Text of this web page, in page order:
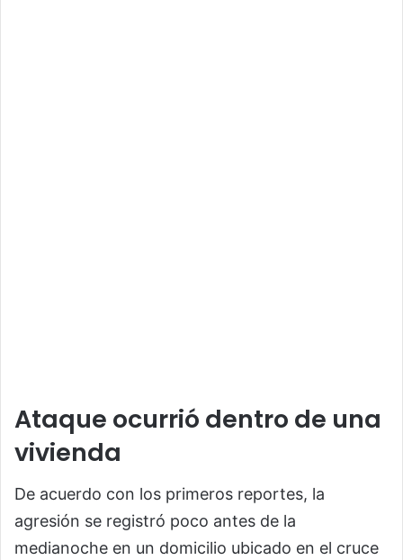
Ataque ocurrió dentro de una
vivienda
De acuerdo con los primeros reportes, la
agresión se registró poco antes de la
medianoche en un domicilio ubicado en el cruce